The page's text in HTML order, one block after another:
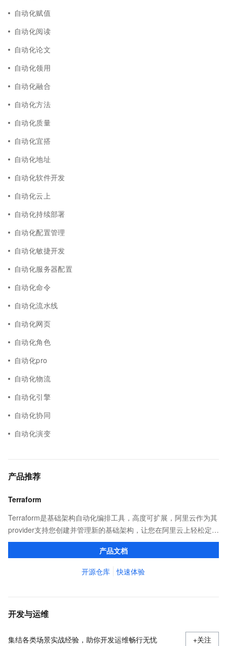
自动化赋值
自动化阅读
自动化论文
自动化领用
自动化融合
自动化方法
自动化质量
自动化宜搭
自动化地址
自动化软件开发
自动化云上
自动化持续部署
自动化配置管理
自动化敏捷开发
自动化服务器配置
自动化命令
自动化流水线
自动化网页
自动化角色
自动化pro
自动化物流
自动化引擎
自动化协同
自动化演变
产品推荐
Terraform
Terraform是基础架构自动化编排工具，高度可扩展，阿里云作为其
provider支持您创建并管理新的基础架构，让您在阿里云上轻松定
义、预览和部署云资源，实现云上自动化需求。
产品文档
开源仓库 快速体验
开发与运维
集结各类场景实战经验，助你开发运维畅行无忧 +关注